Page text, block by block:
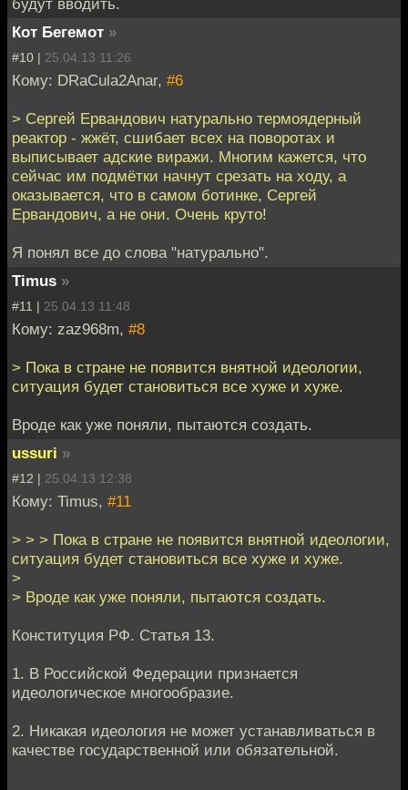
будут вводить.
Кот Бегемот »
#10 | 25.04.13 11:26
Кому: DRaCula2Anar, #6
> Сергей Ервандович натурально термоядерный
реактор - жжёт, сшибает всех на поворотах и
выписывает адские виражи. Многим кажется, что
сейчас им подмётки начнут срезать на ходу, а
оказывается, что в самом ботинке, Сергей
Ервандович, а не они. Очень круто!
Я понял все до слова "натурально".
Timus »
#11 | 25.04.13 11:48
Кому: zaz968m, #8
> Пока в стране не появится внятной идеологии,
ситуация будет становиться все хуже и хуже.
Вроде как уже поняли, пытаются создать.
ussuri »
#12 | 25.04.13 12:38
Кому: Timus, #11
> > > Пока в стране не появится внятной идеологии,
ситуация будет становиться все хуже и хуже.
>
> Вроде как уже поняли, пытаются создать.
Конституция РФ. Статья 13.
1. В Российской Федерации признается
идеологическое многообразие.
2. Никакая идеология не может устанавливаться в
качестве государственной или обязательной.